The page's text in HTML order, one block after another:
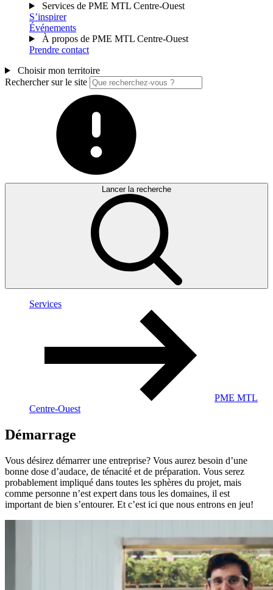
Services de PME MTL Centre-Ouest
S’inspirer
Événements
À propos de PME MTL Centre-Ouest
Prendre contact
Choisir mon territoire
Rechercher sur le site
Lancer la recherche
Services
PME MTL
Centre-Ouest
Démarrage
Vous désirez démarrer une entreprise? Vous aurez besoin d’une
bonne dose d’audace, de ténacité et de préparation. Vous serez
probablement impliqué dans toutes les sphères du projet, mais
comme personne n’est expert dans tous les domaines, il est
important de bien s’entourer. Et c’est ici que nous entrons en jeu!